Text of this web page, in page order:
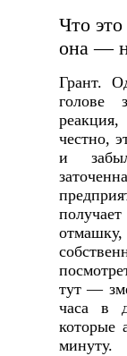
Что
она —
Грант.
голове
реакция,
честно,
и
отмашку,
тут —
часа в
которые
минуту.